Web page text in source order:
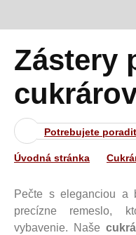
Zástery
Potrebujete
Úvodná stránka
Pečte s eleganciou a
precízne remeslo,
vybavenie. Naše